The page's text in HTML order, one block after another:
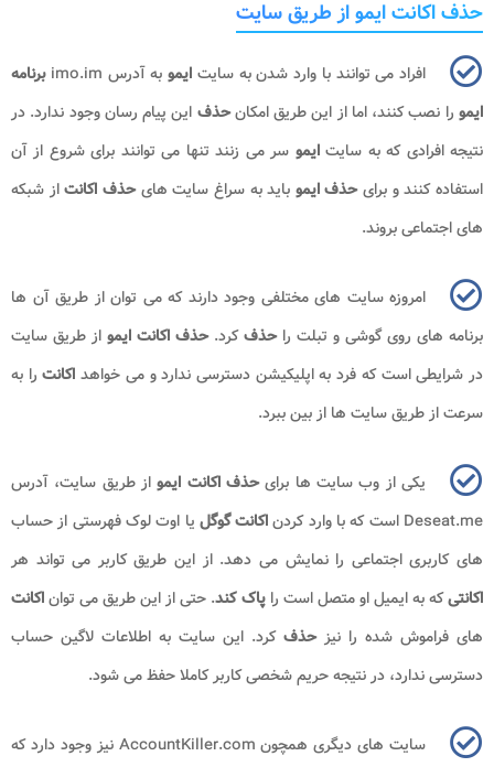
حذف اکانت ایمو از طریق سایت
افراد می توانند با وارد شدن به سایت ایمو به آدرس imo.im برنامه
ایمو را نصب کنند، اما از این طریق امکانحذف این پیام رسان وجود ندارد. در
نتیجه افرادی که به سایتایمو سر می زنند تنها می توانند برای شروع از آن
استفاده کنند و برایحذف ایمو باید به سراغ سایت هایحذف اکانتاز شبکه
های اجتماعی بروند.
امروزه سایت های مختلفی وجود دارند که می توان از طریق آن ها
برنامه های روی گوشی و تبلت راحذفکرد.حذف اکانت ایمو از طریق سایت
در شرایطی است که فرد به اپلیکیشن دسترسی ندارد و می خواهد اکانت را به
سرعت از طریق سایت ها از بین ببرد.
یکی از وب سایت ها برایحذف اکانت ایمواز طریق سایت، آدرس
Deseat.me است که با وارد کردناکانت گوگل یا اوت لوک فهرستی از حساب
های کاربری اجتماعی را نمایش می دهد. از این طریق کاربر می تواند هر
اکانتیکه به ایمیل او متصل است راپاک کند. حتی از این طریق می تواناکانت
های فراموش شده را نیزحذفکرد. این سایت به اطلاعات لاگین حساب
دسترسی ندارد، در نتیجه حریم شخصی کاربر کاملا حفظ می شود.
سایت های دیگری همچون AccountKiller.com نیز وجود دارد که